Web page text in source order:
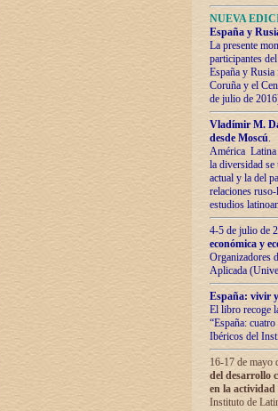
NUEVA
España y
La presente
participantes
España y
Coruña y el
de julio de
Vladímir М.
desde Moscú.
América Latina
la diversidad
actual у lа del
relaciones
estudios
4-5 de julio de
económica y
Organizadores
Aplicada
España: vivir
El libro recoge
“España:
Ibéricos del
16-17 de mayo
del desarrollo
en la
Instituto de